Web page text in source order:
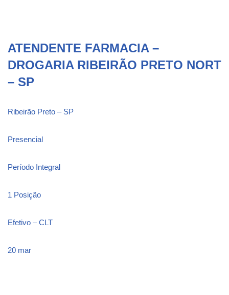
ATENDENTE FARMACIA –
DROGARIA RIBEIRÃO PRETO NORT
– SP
Ribeirão Preto – SP
Presencial
Período Integral
1 Posição
Efetivo – CLT
20 mar